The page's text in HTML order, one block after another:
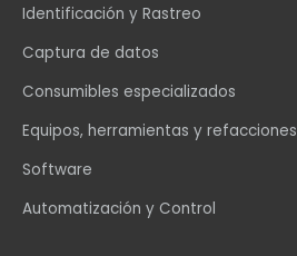
Identificación y Rastreo
Captura de datos
Consumibles especializados
Equipos, herramientas y refacciones
Software
Automatización y Control